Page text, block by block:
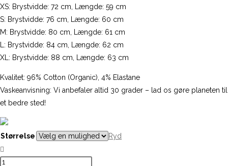
XS: Brystvidde: 72 cm, Længde: 59 cm
S: Brystvidde: 76 cm, Længde: 60 cm
M: Brystvidde: 80 cm, Længde: 61 cm
L: Brystvidde: 84 cm, Længde: 62 cm
XL: Brystvidde: 88 cm, Længde: 63 cm
Kvalitet: 96% Cotton (Organic), 4% Elastane
Vaskeanvisning: Vi anbefaler altid 30 grader – lad os gøre planeten til
et bedre sted!
Størrelse Ryd
Ludmilla